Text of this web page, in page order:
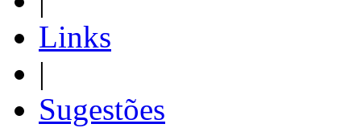
Links
|
Sugestões